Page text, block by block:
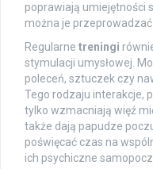
poprawiają umiejętności
można je
Regularne treningi
stymulacji umysłowej.
poleceń, sztuczek czy
Tego rodzaju interakcje,
tylko wzmacniają więź
także dają papudze
poświęcać czas na
ich psychiczne